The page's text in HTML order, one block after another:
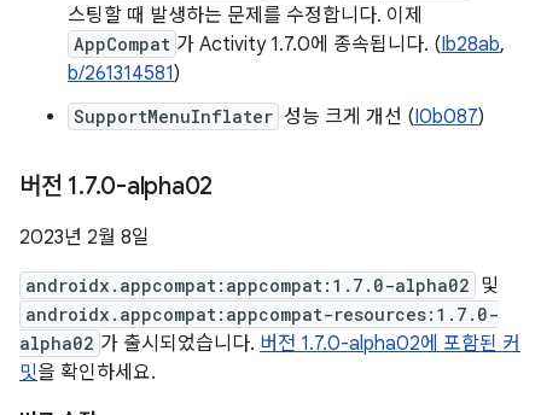
스팅할 때 발생하는 문제를 수정합니다. 이제
AppCompat 가 Activity 1.7.0에 종속됩니다. (Ib28ab,
b/261314581)
SupportMenuInflater 성능 크게 개선 (I0b087)
버전 1.7.0-alpha02
2023년 2월 8일
androidx.appcompat:appcompat:1.7.0-alpha02 및
androidx.appcompat:appcompat-resources:1.7.0-
alpha02 가 출시되었습니다. 버전 1.7.0-alpha02에 포함된 커
밋을 확인하세요.